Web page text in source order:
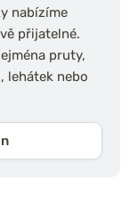
nabízíme
přijatelné.
pruty,
lehátek nebo